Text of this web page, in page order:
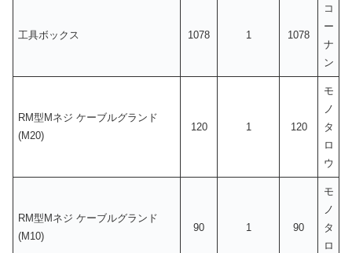
工具ボックス 1078 1 1078
コ
ー
ナ
ン
RM型Mネジ ケーブルグランド
(M20)
120 1 120
モ
ノ
タ
ロ
ウ
RM型Mネジ ケーブルグランド
(M10)
90 1 90
モ
ノ
タ
ロ